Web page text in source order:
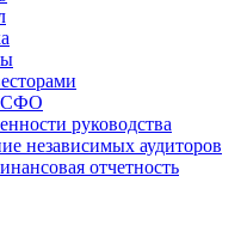
руководства
независимых аудиторов
отчетность